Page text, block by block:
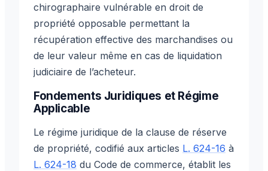
chirographaire vulnérable en droit de
propriété opposable permettant la
récupération effective des marchandises ou
de leur valeur même en cas de liquidation
judiciaire de l’acheteur.
Fondements Juridiques et Régime
Applicable
Le régime juridique de la clause de réserve
de propriété, codifié aux articles L. 624-16 à
L. 624-18 du Code de commerce, établit les